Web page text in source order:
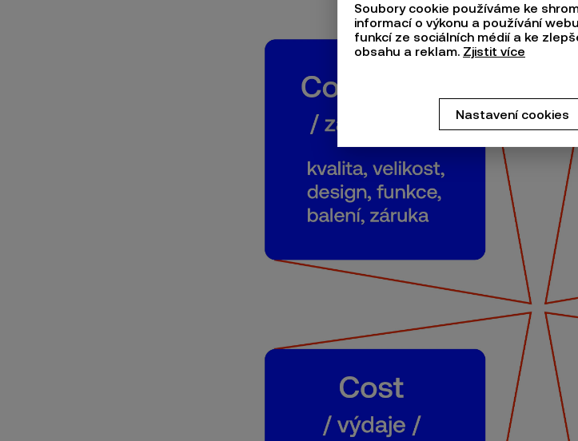
Soubory cookie používáme ke
informací o výkonu a používání
funkcí ze sociálních médií a ke
obsahu a reklam. Zjistit více
Nastavení cookies